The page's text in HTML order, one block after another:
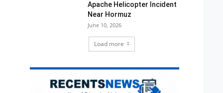
Apache Helicopter Incident
Near Hormuz
June 10, 2026
Load more